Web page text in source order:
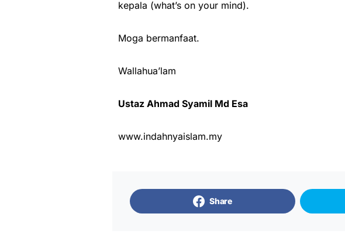
kepala (what’s on your mind).
Moga bermanfaat.
Wallahua’lam
Ustaz Ahmad Syamil Md Esa
www.indahnyaislam.my
Share